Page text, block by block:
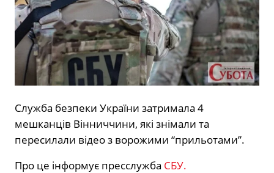
Служба безпеки України затримала 4
мешканців Вінниччини, які знімали та
пересилали відео з ворожими “прильотами”.
Про це інформує пресслужба СБУ.